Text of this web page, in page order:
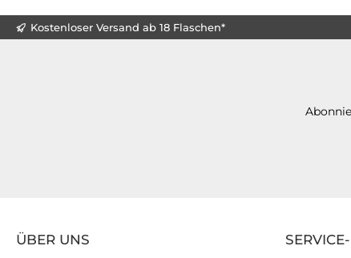
Kostenloser Versand ab 18 Flaschen*
ÜBER UNS